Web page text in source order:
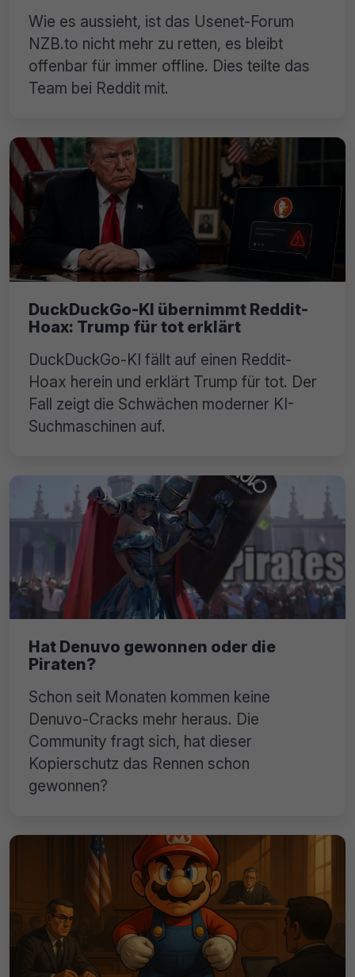
Wie es aussieht, ist das Usenet-Forum
NZB.to nicht mehr zu retten, es bleibt
offenbar für immer offline. Dies teilte das
Team bei Reddit mit.
DuckDuckGo-KI übernimmt Reddit-
Hoax: Trump für tot erklärt
DuckDuckGo-KI fällt auf einen Reddit-
Hoax herein und erklärt Trump für tot. Der
Fall zeigt die Schwächen moderner KI-
Suchmaschinen auf.
Hat Denuvo gewonnen oder die
Piraten?
Schon seit Monaten kommen keine
Denuvo-Cracks mehr heraus. Die
Community fragt sich, hat dieser
Kopierschutz das Rennen schon
gewonnen?